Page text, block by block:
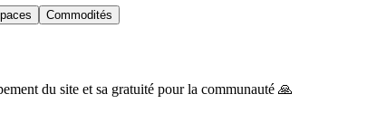
Commodités
du site et sa gratuité pour la communauté 🙏